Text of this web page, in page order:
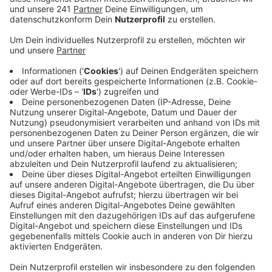
Anzeige
Der 39-jährige hatte seine Stieftochter jahrelang teils
schwer sexuell missbraucht. Das erste Mal als das
Mädchen vier Jahre alt war. 15 Fälle wurden vor
Gericht behandelt. Ermittler des hessischen
Landeskriminalamts waren im Rahmen ihrer
systematischen Fahndung im Internet auf die Spur des
Pädophilen gekommen. Der Leichlinger besaß eine
große Sammlung kinder- und jugendpornographischer
Bilder und Videos.
Die Ermittler haben mehr als 100.000 Daten auswerten
müssen, bevor sie den Mann im Februar dieses Jahres
hatten festnehmen können.